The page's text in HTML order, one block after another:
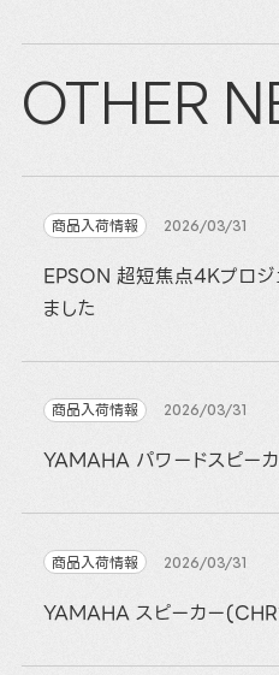
OTHER
商品入荷情報 2026/03/31
EPSON 超短焦点4Kプロ
ました
商品入荷情報 2026/03/31
YAMAHA パワードスピー
商品入荷情報 2026/03/31
YAMAHA スピーカー